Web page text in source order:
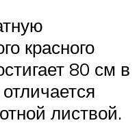
красного
80 см в
листвой.